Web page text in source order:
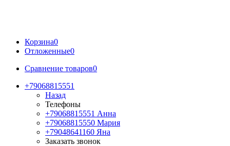
Корзина0
Отложенные0
Сравнение товаров0
+79068815551
Назад
Телефоны
+79068815551 Анна
+79068815550 Мария
+79048641160 Яна
Заказать звонок